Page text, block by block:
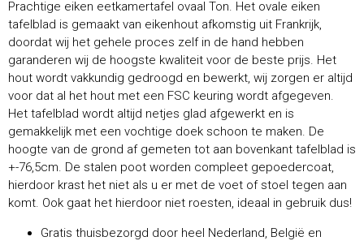
Prachtige eiken eetkamertafel ovaal Ton. Het ovale eiken
tafelblad is gemaakt van eikenhout afkomstig uit Frankrijk,
doordat wij het gehele proces zelf in de hand hebben
garanderen wij de hoogste kwaliteit voor de beste prijs. Het
hout wordt vakkundig gedroogd en bewerkt, wij zorgen er altijd
voor dat al het hout met een FSC keuring wordt afgegeven.
Het tafelblad wordt altijd netjes glad afgewerkt en is
gemakkelijk met een vochtige doek schoon te maken. De
hoogte van de grond af gemeten tot aan bovenkant tafelblad is
+-76,5cm. De stalen poot worden compleet gepoedercoat,
hierdoor krast het niet als u er met de voet of stoel tegen aan
komt. Ook gaat het hierdoor niet roesten, ideaal in gebruik dus!
Gratis thuisbezorgd door heel Nederland, België en